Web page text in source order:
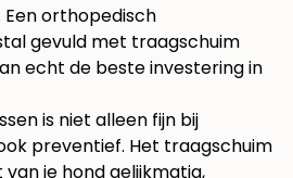
orthopedisch
gevuld met traagschuim
echt de beste investering in
is niet alleen fijn bij
preventief. Het traagschuim
je hond gelijkmatig,